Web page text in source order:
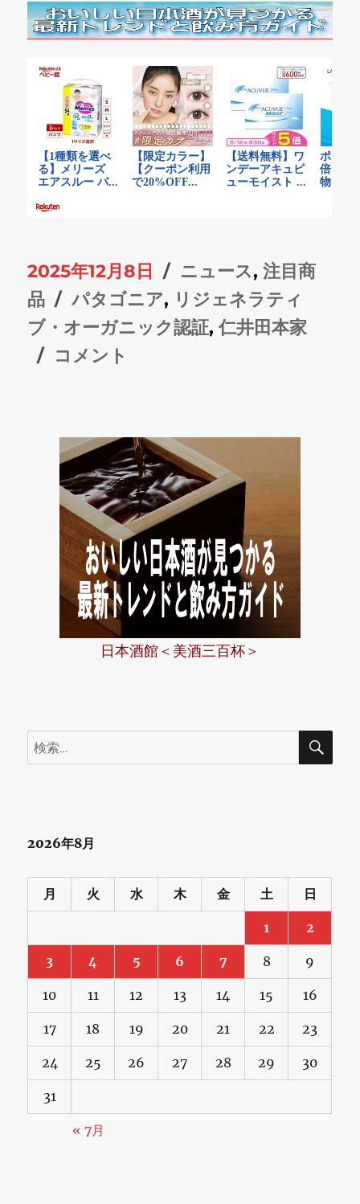
投
稿
日:
2025年12月8日
カ
テ
ゴ
ニュース,注目商
品
タ
グ
パタゴニア, リジェネラティ
ブ・オーガニック認証,仁井田本家
Patagonia
井
田
本
家
が
挑
む
「未
本
日
初
の
「リ
ジ
ェ
ネ
ラ
テ
ィ
ブ・
コメント
日本酒館＜美酒三百杯＞
検
索:
検
2026年8月
月 火 水 木 金 土 日
1 2
3 4 5 6 7 8 9
10 11 12 13 14 15 16
17 18 19 20 21 22 23
24 25 26 27 28 29 30
31
« 7月